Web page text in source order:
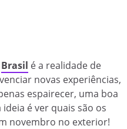
Brasil é a realidade de
novas experiências,
espairecer, uma boa
é ver quais são os
novembro no exterior!